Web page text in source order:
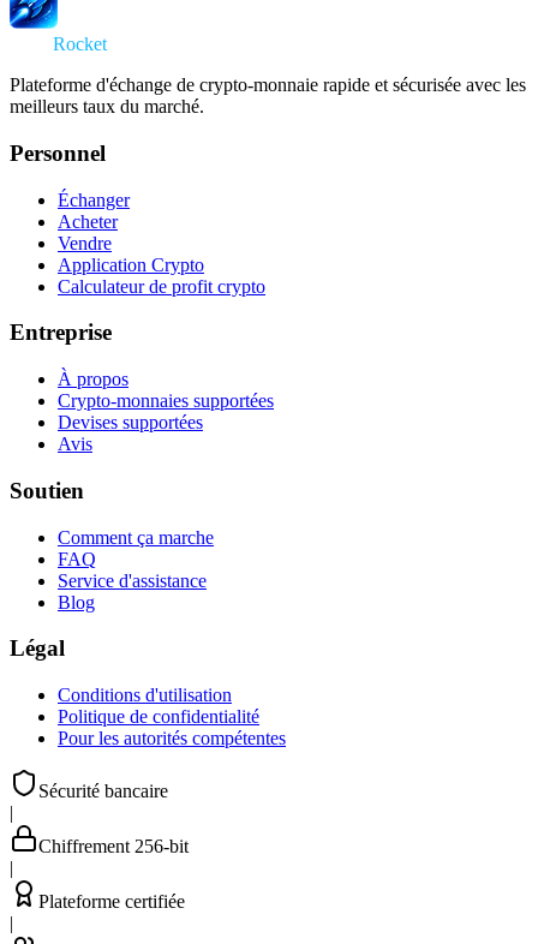
Rocket
Plateforme d'échange de crypto-monnaie rapide et sécurisée avec les
meilleurs taux du marché.
Personnel
Échanger
Acheter
Vendre
Application Crypto
Calculateur de profit crypto
Entreprise
À propos
Crypto-monnaies supportées
Devises supportées
Avis
Soutien
Comment ça marche
FAQ
Service d'assistance
Blog
Légal
Conditions d'utilisation
Politique de confidentialité
Pour les autorités compétentes
Sécurité bancaire
|
Chiffrement 256-bit
|
Plateforme certifiée
|